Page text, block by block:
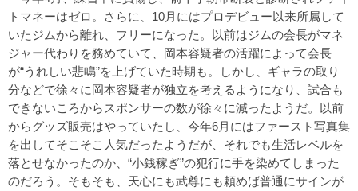
トマネーはゼロ。さらに、10月にはプロデビュー以来所属して
いたジムから離れ、フリーになった。以前はジムの会長がマネ
ジャー代わりを務めていて、岡本容疑者の活躍によって会長
が“うれしい悲鳴”を上げていた時期も。しかし、ギャラの取り
分などで徐々に岡本容疑者が独立を考えるようになり、試合も
できないころからスポンサーの数が徐々に減ったようだ。以前
からグッズ販売はやっていたし、今年6月にはファースト写真集
を出してそこそこ人気だったようだが、それでも生活レベルを
落とせなかったのか、“小銭稼ぎ”の犯行に手を染めてしまった
のだろう。そもそも、天心にも武尊にも頼めば普通にサインが